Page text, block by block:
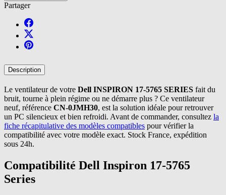
Partager
Description
Le ventilateur de votre Dell INSPIRON 17-5765 SERIES fait du
bruit, tourne à plein régime ou ne démarre plus ? Ce ventilateur
neuf, référence CN-0JMH30, est la solution idéale pour retrouver
un PC silencieux et bien refroidi. Avant de commander, consultez la
fiche récapitulative des modèles compatibles pour vérifier la
compatibilité avec votre modèle exact. Stock France, expédition
sous 24h.
Compatibilité Dell Inspiron 17-5765
Series